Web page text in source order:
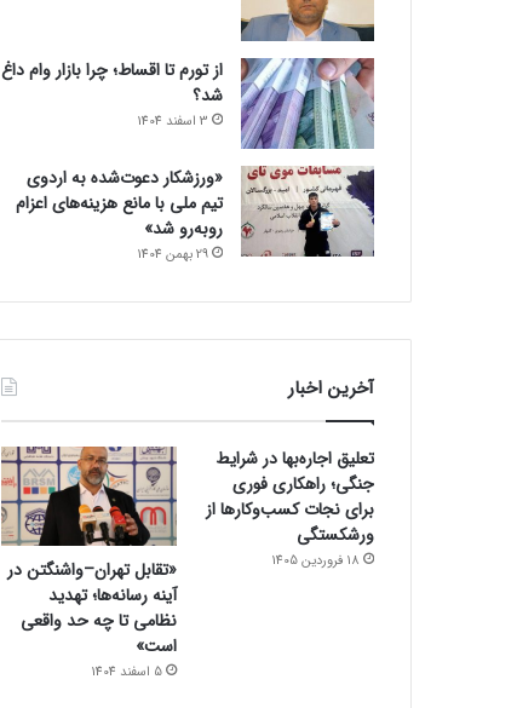
از تورم تا اقساط؛ چرا بازار وام داغ
شد؟
3 اسفند 1404
«ورزشکار دعوت‌شده به اردوی
تیم ملی با مانع هزینه‌های اعزام
روبه‌رو شد»
29 بهمن 1404
آخرین اخبار
تعلیق اجاره‌بها در شرایط
جنگی؛ راهکاری فوری
برای نجات کسب‌وکارها از
ورشکستگی
18 فروردین 1405
«تقابل تهران–واشنگتن در
آینه رسانه‌ها؛ تهدید
نظامی تا چه حد واقعی
است»
5 اسفند 1404